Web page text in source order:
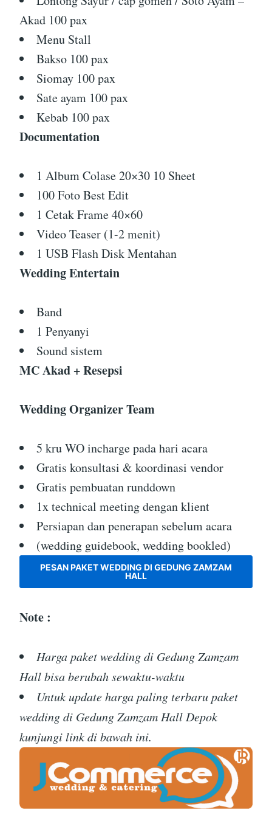
Akad 100 pax
Menu Stall
Bakso 100 pax
Siomay 100 pax
Sate ayam 100 pax
Kebab 100 pax
Documentation
1 Album Colase 20×30 10 Sheet
100 Foto Best Edit
1 Cetak Frame 40×60
Video Teaser (1-2 menit)
1 USB Flash Disk Mentahan
Wedding Entertain
Band
1 Penyanyi
Sound sistem
MC Akad + Resepsi
Wedding Organizer Team
5 kru WO incharge pada hari acara
Gratis konsultasi & koordinasi vendor
Gratis pembuatan runddown
1x technical meeting dengan klient
Persiapan dan penerapan sebelum acara
(wedding guidebook, wedding bookled)
PESAN PAKET WEDDING DI GEDUNG ZAMZAM
HALL
Note :
Harga paket wedding di Gedung Zamzam
Hall bisa berubah sewaktu-waktu
Untuk update harga paling terbaru paket
wedding di Gedung Zamzam Hall Depok
kunjungi link di bawah ini.